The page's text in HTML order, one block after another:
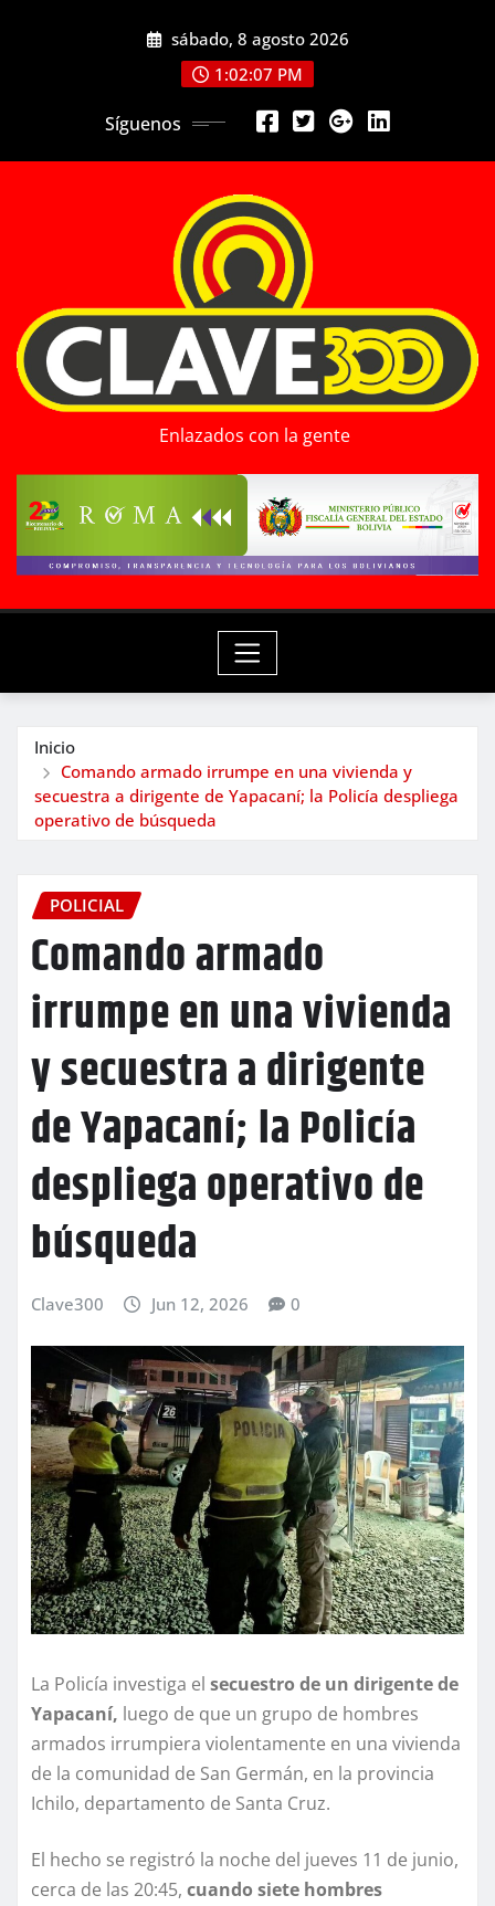
sábado, 8 agosto 2026
1:02:09 PM
Síguenos
Enlazados con la gente
Inicio
Comando armado irrumpe en una vivienda y
secuestra a dirigente de Yapacaní; la Policía despliega
operativo de búsqueda
POLICIAL
Comando armado
irrumpe en una vivienda
y secuestra a dirigente
de Yapacaní; la Policía
despliega operativo de
búsqueda
Clave300 Jun 12, 2026 0
La Policía investiga el secuestro de un dirigente de
Yapacaní, luego de que un grupo de hombres
armados irrumpiera violentamente en una vivienda
de la comunidad de San Germán, en la provincia
Ichilo, departamento de Santa Cruz.
El hecho se registró la noche del jueves 11 de junio,
cerca de las 20:45, cuando siete hombres